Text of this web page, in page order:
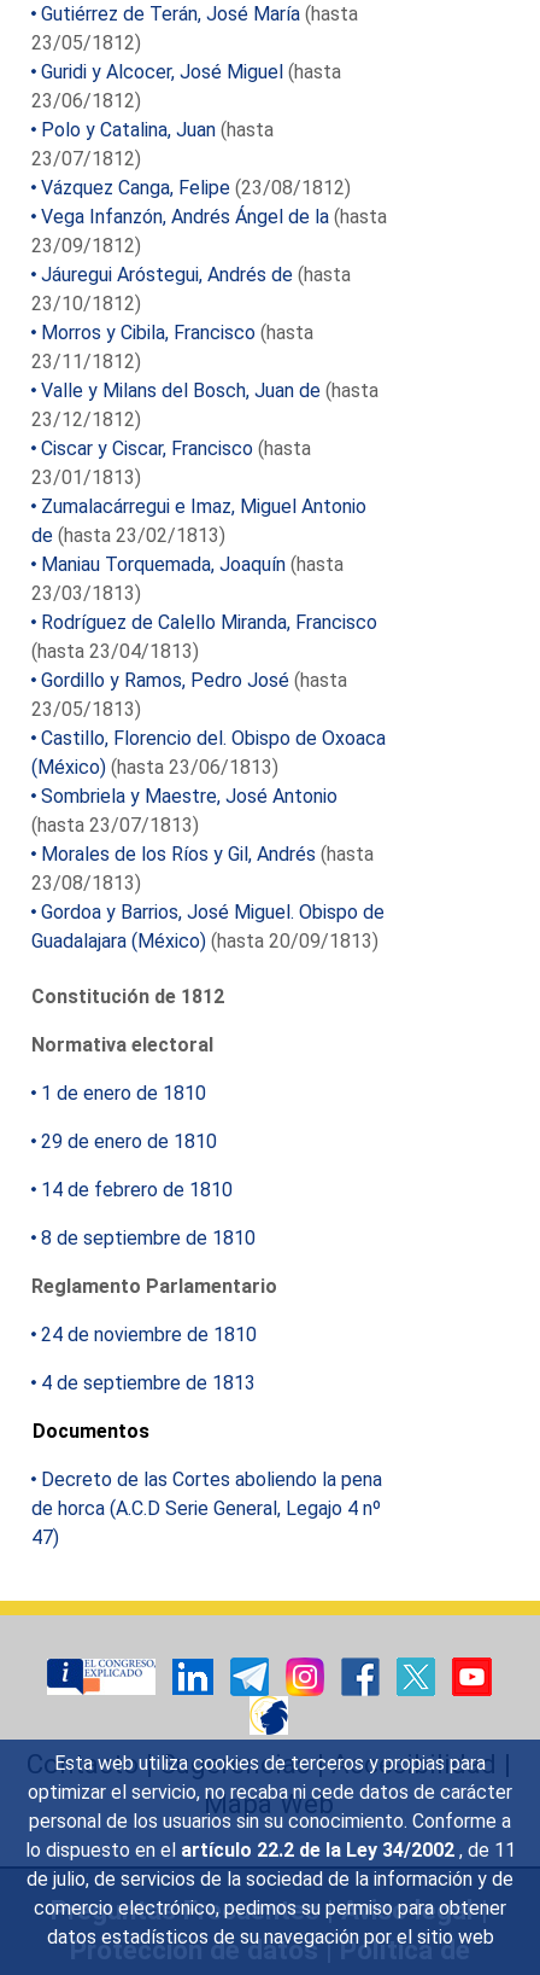
Esta web utiliza cookies de terceros y propias para
optimizar el servicio, no recaba ni cede datos de carácter
personal de los usuarios sin su conocimiento. Conforme a
lo dispuesto en el artículo 22.2 de la Ley 34/2002 , de 11
de julio, de servicios de la sociedad de la información y de
comercio electrónico, pedimos su permiso para obtener
datos estadísticos de su navegación por el sitio web
Gutiérrez de Terán, José María (hasta
23/05/1812)
Guridi y Alcocer, José Miguel (hasta
23/06/1812)
Polo y Catalina, Juan (hasta
23/07/1812)
Vázquez Canga, Felipe (23/08/1812)
Vega Infanzón, Andrés Ángel de la (hasta
23/09/1812)
Jáuregui Aróstegui, Andrés de (hasta
23/10/1812)
Morros y Cibila, Francisco (hasta
23/11/1812)
Valle y Milans del Bosch, Juan de (hasta
23/12/1812)
Ciscar y Ciscar, Francisco (hasta
23/01/1813)
Zumalacárregui e Imaz, Miguel Antonio
de (hasta 23/02/1813)
Maniau Torquemada, Joaquín (hasta
23/03/1813)
Rodríguez de Calello Miranda, Francisco
(hasta 23/04/1813)
Gordillo y Ramos, Pedro José (hasta
23/05/1813)
Castillo, Florencio del. Obispo de Oxoaca
(México) (hasta 23/06/1813)
Sombriela y Maestre, José Antonio
(hasta 23/07/1813)
Morales de los Ríos y Gil, Andrés (hasta
23/08/1813)
Gordoa y Barrios, José Miguel. Obispo de
Guadalajara (México) (hasta 20/09/1813)
Constitución de 1812
Normativa electoral
1 de enero de 1810
29 de enero de 1810
14 de febrero de 1810
8 de septiembre de 1810
Reglamento Parlamentario
24 de noviembre de 1810
4 de septiembre de 1813
Documentos
Decreto de las Cortes aboliendo la pena
de horca (A.C.D Serie General, Legajo 4 nº
47)
Contacto|Sugerencias|Accesibilidad |
Mapa Web
Preguntas Frecuentes|Aviso legal|
Protección de datos|Política de